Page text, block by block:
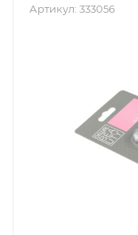
Артикул: 333056